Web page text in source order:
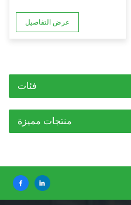
عرض التفاصيل
فئات
منتجات مميزة